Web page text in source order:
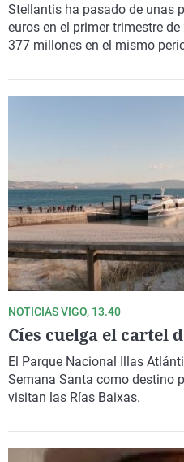
Stellantis ha pasado de unas
euros en el primer trimestre
377 millones en el mismo
NOTICIAS VIGO, 13.40
Cíes cuelga el cartel
El Parque Nacional Illas
Semana Santa como destino
visitan las Rías Baixas.